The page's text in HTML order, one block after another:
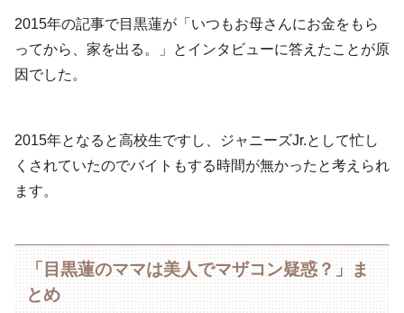
2015年の記事で目黒蓮が「いつもお母さんにお金をもら
ってから、家を出る。」とインタビューに答えたことが原
因でした。
2015年となると高校生ですし、ジャニーズJr.として忙し
くされていたのでバイトもする時間が無かったと考えられ
ます。
「目黒蓮のママは美人でマザコン疑惑？」ま
とめ